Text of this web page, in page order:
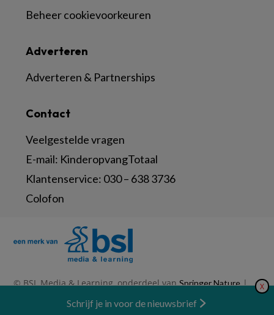
Contact
Veelgestelde vragen
E-mail: KinderopvangTotaal
Klantenservice: 030 – 638 3736
Colofon
Adverteren
Adverteren & Partnerships
Beheer cookievoorkeuren
© BSL Media & Learning, onderdeel vanSpringer Nature| X
Schrijf je in voor de nieuwsbrief
Nieuwsbrief Abonneren